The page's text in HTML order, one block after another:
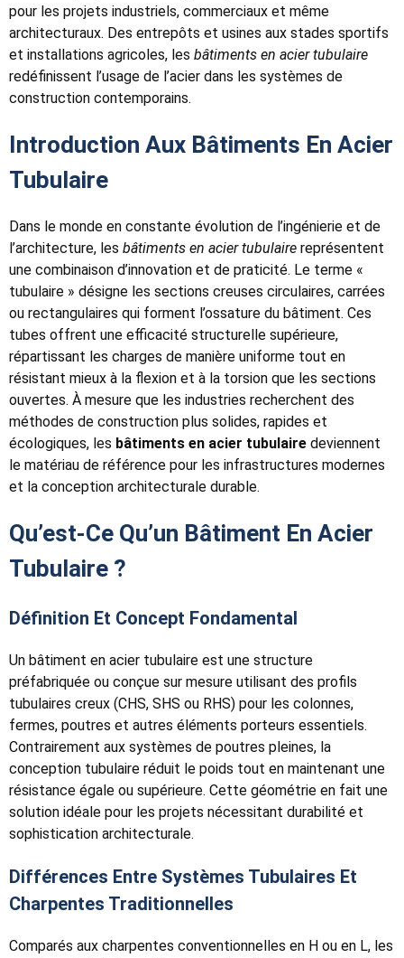
pour les projets industriels, commerciaux et même
architecturaux. Des entrepôts et usines aux stades sportifs
et installations agricoles, les bâtiments en acier tubulaire
redéfinissent l’usage de l’acier dans les systèmes de
construction contemporains.
Introduction Aux Bâtiments En Acier
Tubulaire
Dans le monde en constante évolution de l’ingénierie et de
l’architecture, les bâtiments en acier tubulaire représentent
une combinaison d’innovation et de praticité. Le terme «
tubulaire » désigne les sections creuses circulaires, carrées
ou rectangulaires qui forment l’ossature du bâtiment. Ces
tubes offrent une efficacité structurelle supérieure,
répartissant les charges de manière uniforme tout en
résistant mieux à la flexion et à la torsion que les sections
ouvertes. À mesure que les industries recherchent des
méthodes de construction plus solides, rapides et
écologiques, les bâtiments en acier tubulaire deviennent
le matériau de référence pour les infrastructures modernes
et la conception architecturale durable.
Qu’est-Ce Qu’un Bâtiment En Acier
Tubulaire ?
Définition Et Concept Fondamental
Un bâtiment en acier tubulaire est une structure
préfabriquée ou conçue sur mesure utilisant des profils
tubulaires creux (CHS, SHS ou RHS) pour les colonnes,
fermes, poutres et autres éléments porteurs essentiels.
Contrairement aux systèmes de poutres pleines, la
conception tubulaire réduit le poids tout en maintenant une
résistance égale ou supérieure. Cette géométrie en fait une
solution idéale pour les projets nécessitant durabilité et
sophistication architecturale.
Différences Entre Systèmes Tubulaires Et
Charpentes Traditionnelles
Comparés aux charpentes conventionnelles en H ou en L, les